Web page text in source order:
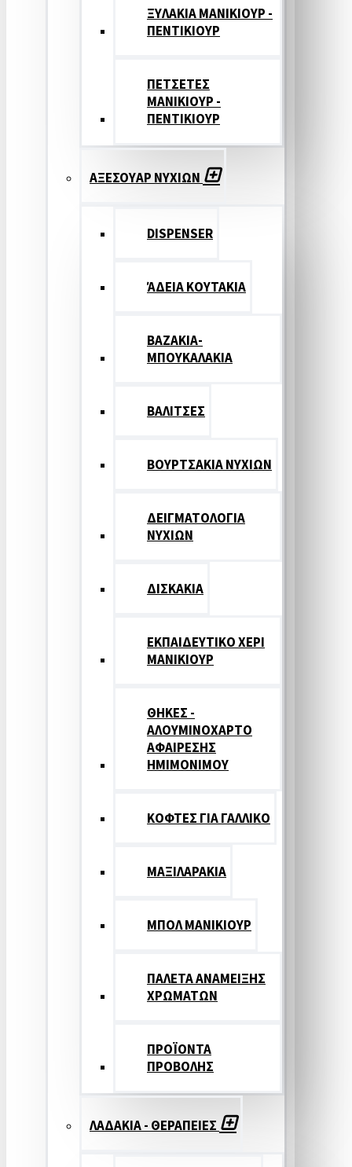
ΞΥΛΑΚΙΑ ΜΑΝΙΚΙΟΥΡ -
ΠΕΝΤΙΚΙΟΥΡ
ΠΕΤΣΕΤΕΣ
ΜΑΝΙΚΙΟΥΡ -
ΠΕΝΤΙΚΙΟΥΡ
ΑΞΕΣΟΥΑΡ ΝΥΧΙΩΝ
DISPENSER
ΆΔΕΙΑ ΚΟΥΤΑΚΙΑ
ΒΑΖΑΚΙΑ-
ΜΠΟΥΚΑΛΑΚΙΑ
ΒΑΛΙΤΣΕΣ
ΒΟΥΡΤΣΑΚΙΑ ΝΥΧΙΩΝ
ΔΕΙΓΜΑΤΟΛΟΓΙΑ
ΝΥΧΙΩΝ
ΔΙΣΚΑΚΙΑ
ΕΚΠΑΙΔΕΥΤΙΚΟ ΧΕΡΙ
ΜΑΝΙΚΙΟΥΡ
ΘΗΚΕΣ -
ΑΛΟΥΜΙΝΟΧΑΡΤΟ
ΑΦΑΙΡΕΣΗΣ
ΗΜΙΜΟΝΙΜΟΥ
ΚΟΦΤΕΣ ΓΙΑ ΓΑΛΛΙΚΟ
ΜΑΞΙΛΑΡΑΚΙΑ
ΜΠΟΛ ΜΑΝΙΚΙΟΥΡ
ΠΑΛΕΤΑ ΑΝΑΜΕΙΞΗΣ
ΧΡΩΜΑΤΩΝ
ΠΡΟΪΟΝΤΑ
ΠΡΟΒΟΛΗΣ
ΛΑΔΑΚΙΑ - ΘΕΡΑΠΕΙΕΣ